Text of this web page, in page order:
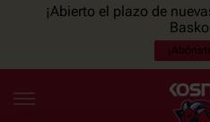
¡Abierto el plazo de